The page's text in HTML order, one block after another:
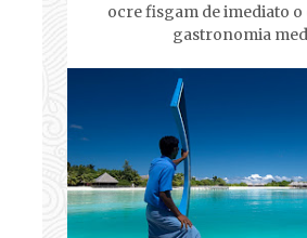
ocre fisgam de imediato o
gastronomia